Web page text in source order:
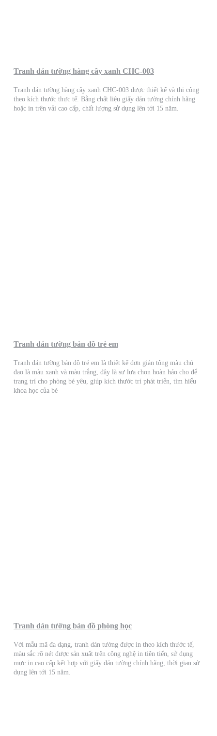
Tranh dán tường hàng cây xanh CHC-003
Tranh dán tường hàng cây xanh CHC-003 được thiết kế và thi công
theo kích thước thực tế. Bằng chất liệu giấy dán tường chính hãng
hoặc in trên vải cao cấp, chất lượng sử dụng lên tới 15 năm.
Tranh dán tường bản đồ trẻ em
Tranh dán tường bản đồ trẻ em là thiết kế đơn giản tông màu chủ
đạo là màu xanh và màu trắng, đây là sự lựa chọn hoàn hảo cho để
trang trí cho phòng bé yêu, giúp kích thước trí phát triển, tìm hiểu
khoa học của bé
Tranh dán tường bản đồ phòng học
Với mẫu mã đa dạng, tranh dán tường được in theo kích thước tế,
màu sắc rõ nét được sản xuất trên công nghệ in tiên tiến, sử dụng
mực in cao cấp kết hợp với giấy dán tường chính hãng, thời gian sử
dụng lên tới 15 năm.